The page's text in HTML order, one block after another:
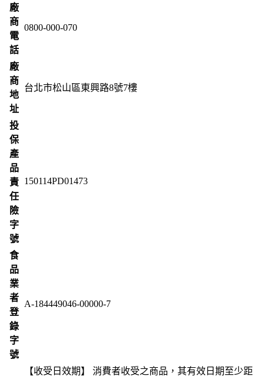
廠
商
電
話
0800-000-070
廠
商
地
址
台北市松山區東興路8號7樓
投
保
產
品
責
任
險
字
號
150114PD01473
食
品
業
者
登
錄
字
號
A-184449046-00000-7
【收受日效期】 消費者收受之商品，其有效日期至少距